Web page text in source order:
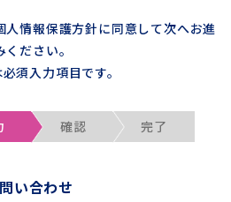
情報保護方針に同意して次へお進
ください。
必須入力項目です。
確認 完了
い合わせ